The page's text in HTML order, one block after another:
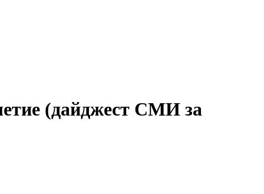
(дайджест СМИ за